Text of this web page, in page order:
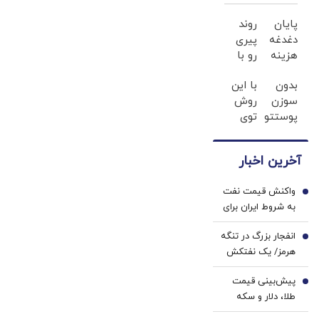
بود+ عکس
نگاه فرصت‌مدار
جایگزین کنیم |
ضرورت پیوند
دوسویه میان
دیپلماسی و
توانمندی‌های
اقتصادی و
نظامی
پایان
دغدغه
هزینه
دندان
پزشکی
با پک
خانگی
روند
پیری
رو با
روش
گیاهی
معکوس
بدون
سوزن
پوستتو
کن50%تخفیف
با این
روش
توی
زیبایی
برگردون
(40%off)
آخرین اخبار
واکنش قیمت نفت
به شروط ایران برای
بازگشایی تنگه هرمز
1
انفجار بزرگ در تنگه
هرمز/ یک نفتکش
هدف قرار گرفت
2
پیش‌بینی قیمت
طلا، دلار و سکه
امروز دوشنبه ۱۹
3